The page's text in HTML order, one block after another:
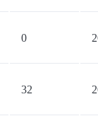
0
32